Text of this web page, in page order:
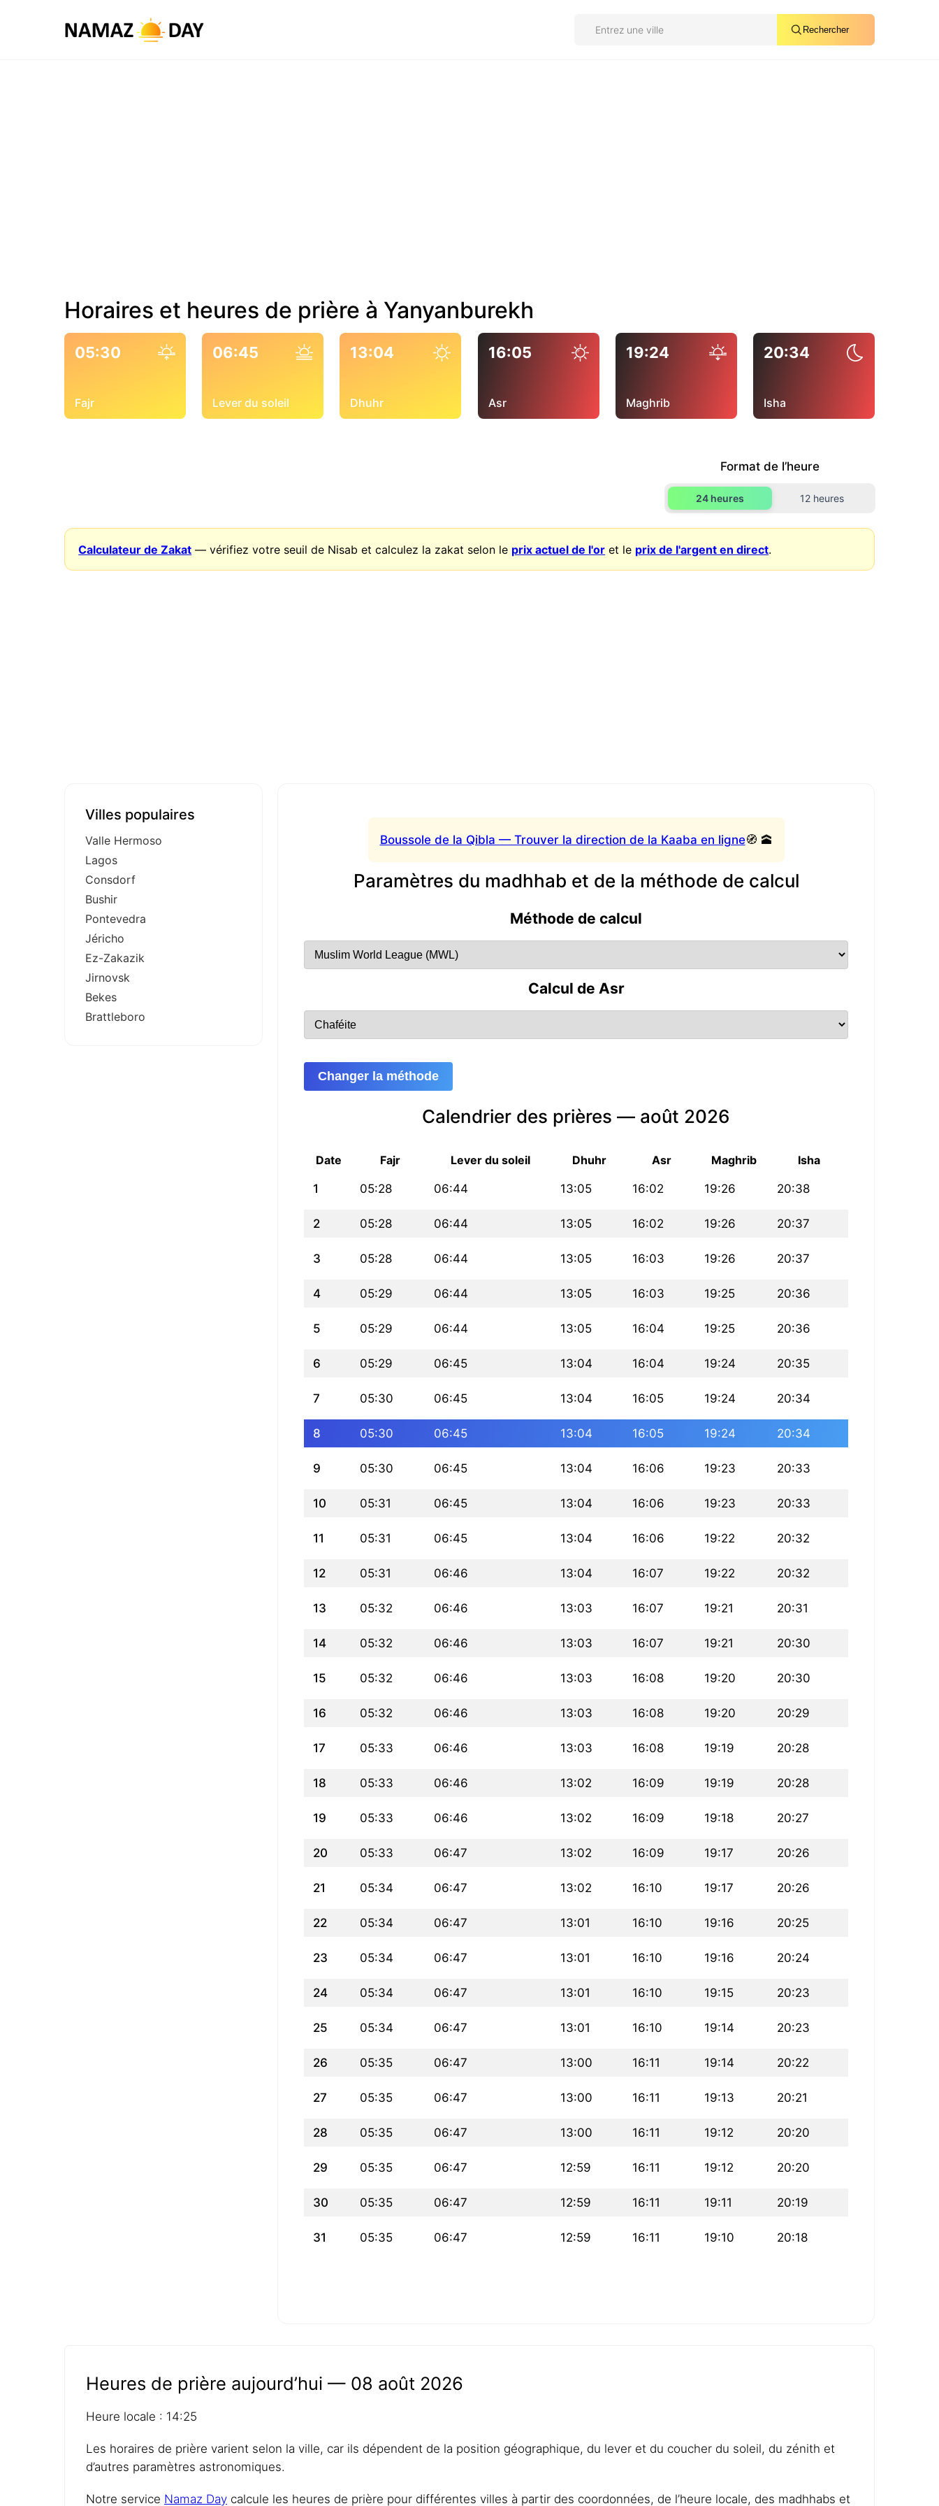
Rechercher
Horaires et heures de prière à Yanyanburekh
05:30
Fajr
06:45
Lever du soleil
13:04
Dhuhr
16:05
Asr
19:24
Maghrib
20:34
Isha
Format de l’heure
24 heures 12 heures
Calculateur de Zakat — vérifiez votre seuil de Nisab et calculez la zakat selon le prix actuel de l'or et le prix de l'argent en direct.
Boussole de la Qibla — Trouver la direction de la Kaaba en ligne🧭 🕋
Paramètres du madhhab et de la méthode de calcul
Méthode de calcul
Calcul de Asr
Changer la méthode
Calendrier des prières — août 2026
Date Fajr Lever du soleil Dhuhr Asr Maghrib Isha
1 05:28 06:44 13:05 16:02 19:26 20:38
2 05:28 06:44 13:05 16:02 19:26 20:37
3 05:28 06:44 13:05 16:03 19:26 20:37
4 05:29 06:44 13:05 16:03 19:25 20:36
5 05:29 06:44 13:05 16:04 19:25 20:36
6 05:29 06:45 13:04 16:04 19:24 20:35
7 05:30 06:45 13:04 16:05 19:24 20:34
8 05:30 06:45 13:04 16:05 19:24 20:34
9 05:30 06:45 13:04 16:06 19:23 20:33
10 05:31 06:45 13:04 16:06 19:23 20:33
11 05:31 06:45 13:04 16:06 19:22 20:32
12 05:31 06:46 13:04 16:07 19:22 20:32
13 05:32 06:46 13:03 16:07 19:21 20:31
14 05:32 06:46 13:03 16:07 19:21 20:30
15 05:32 06:46 13:03 16:08 19:20 20:30
16 05:32 06:46 13:03 16:08 19:20 20:29
17 05:33 06:46 13:03 16:08 19:19 20:28
18 05:33 06:46 13:02 16:09 19:19 20:28
19 05:33 06:46 13:02 16:09 19:18 20:27
20 05:33 06:47 13:02 16:09 19:17 20:26
21 05:34 06:47 13:02 16:10 19:17 20:26
22 05:34 06:47 13:01 16:10 19:16 20:25
23 05:34 06:47 13:01 16:10 19:16 20:24
24 05:34 06:47 13:01 16:10 19:15 20:23
25 05:34 06:47 13:01 16:10 19:14 20:23
26 05:35 06:47 13:00 16:11 19:14 20:22
27 05:35 06:47 13:00 16:11 19:13 20:21
28 05:35 06:47 13:00 16:11 19:12 20:20
29 05:35 06:47 12:59 16:11 19:12 20:20
30 05:35 06:47 12:59 16:11 19:11 20:19
31 05:35 06:47 12:59 16:11 19:10 20:18
Villes populaires
Valle Hermoso
Lagos
Consdorf
Bushir
Pontevedra
Jéricho
Ez-Zakazik
Jirnovsk
Bekes
Brattleboro
Heures de prière aujourd’hui — 08 août 2026
Heure locale : 14:25
Les horaires de prière varient selon la ville, car ils dépendent de la position géographique, du lever et du coucher du soleil, du zénith et
d’autres paramètres astronomiques.
Notre service Namaz Day calcule les heures de prière pour différentes villes à partir des coordonnées, de l’heure locale, des madhhabs et